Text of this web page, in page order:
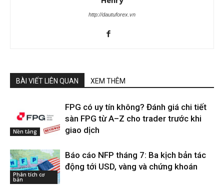
http://dautuforex.vn
BÀI VIẾT LIÊN QUAN XEM THÊM
Nền tảng
FPG có uy tín không? Đánh giá chi tiết
sàn FPG từ A–Z cho trader trước khi
giao dịch
Phân tích cơ
bản
Báo cáo NFP tháng 7: Ba kịch bản tác
động tới USD, vàng và chứng khoán